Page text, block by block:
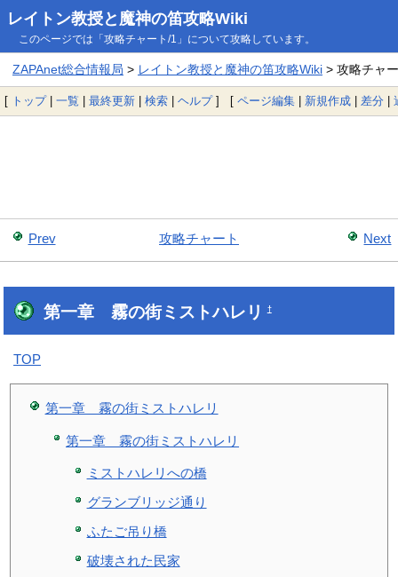
レイトン教授と魔神の笛攻略Wiki
このページでは「攻略チャート/1」について攻略しています。
ZAPAnet総合情報局 > レイトン教授と魔神の笛攻略Wiki> 攻略チャ
[ トップ| 一覧 | 最終更新 | 検索 | ヘルプ] [ ページ編集 | 新規作成 | 差分 |
Prev Next
攻略チャート
第一章 霧の街ミストハレリ†
TOP
第一章 霧の街ミストハレリ
第一章 霧の街ミストハレリ
ミストハレリへの橋
グランブリッジ通り
ふたご吊り橋
破壊された民家